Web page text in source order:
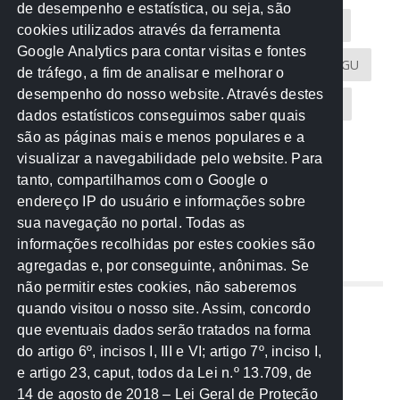
Acontece na Rede AGU AMM
Atricon Audicom CAU-MT CGU
CREA-MT Eventos MPC-MT MPE-MT
MPF Notícias PF PGE-MT PGR
Receita Federal Sem categoria
TCE-MT TCU TRE
REDE NOS ESTADOS
Mato Grosso do Sul
Paraná
Nacional
de desempenho e estatística, ou seja, são
cookies utilizados através da ferramenta
Google Analytics para contar visitas e fontes
de tráfego, a fim de analisar e melhorar o
desempenho do nosso website. Através destes
dados estatísticos conseguimos saber quais
são as páginas mais e menos populares e a
visualizar a navegabilidade pelo website. Para
tanto, compartilhamos com o Google o
endereço IP do usuário e informações sobre
sua navegação no portal. Todas as
informações recolhidas por estes cookies são
agregadas e, por conseguinte, anônimas. Se
não permitir estes cookies, não saberemos
quando visitou o nosso site. Assim, concordo
que eventuais dados serão tratados na forma
do artigo 6º, incisos I, III e VI; artigo 7º, inciso I,
e artigo 23, caput, todos da Lei n.º 13.709, de
14 de agosto de 2018 – Lei Geral de Proteção